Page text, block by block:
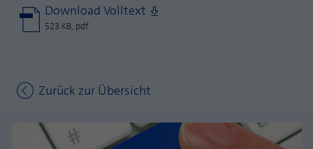
Download Volltext
523 KB, pdf
Zurück zur Übersicht